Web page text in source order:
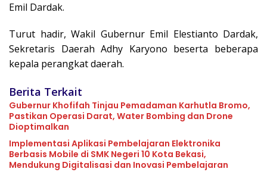
Emil Dardak.
Turut hadir, Wakil Gubernur Emil Elestianto Dardak,
Sekretaris Daerah Adhy Karyono beserta beberapa
kepala perangkat daerah.
Berita Terkait
Gubernur Khofifah Tinjau Pemadaman Karhutla Bromo,
Pastikan Operasi Darat, Water Bombing dan Drone
Dioptimalkan
Implementasi Aplikasi Pembelajaran Elektronika
Berbasis Mobile di SMK Negeri 10 Kota Bekasi,
Mendukung Digitalisasi dan Inovasi Pembelajaran